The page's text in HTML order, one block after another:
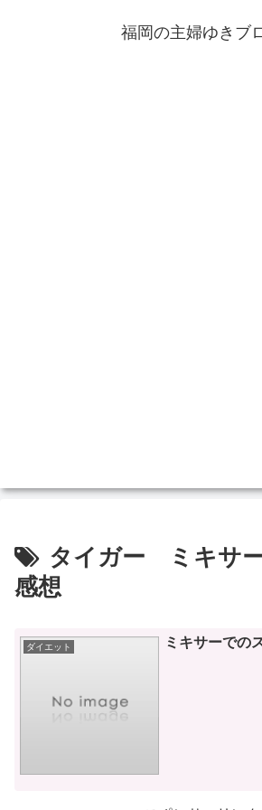
福岡の主婦ゆきブ
タイガー ミキサ
感想
ダイエット ミキサーでの